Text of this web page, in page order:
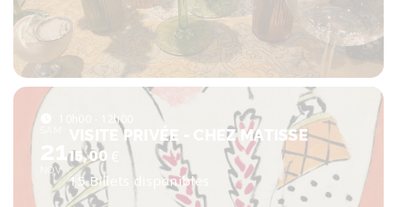
10h00 - 12h00
21
NOV
VISITE PRIVÉE - CHEZ MATISSE
15,00
15 Billets disponibles